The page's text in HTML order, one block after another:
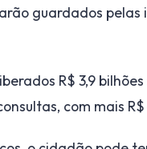
guardados
R$ 3,9
com mais R$